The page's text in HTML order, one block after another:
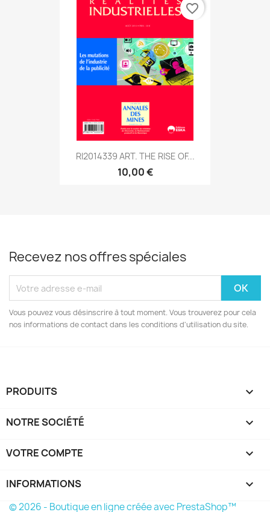
RI2014339 ART. THE RISE OF...
10,00 €
favorite_border
Recevez nos offres spéciales
Vous pouvez vous désinscrire à tout moment. Vous trouverez pour cela
nos informations de contact dans les conditions d'utilisation du site.
PRODUITS 
NOTRE SOCIÉTÉ 
VOTRE COMPTE 
INFORMATIONS keyboard_arrow_down
© 2026 - Boutique en ligne créée avec PrestaShop™